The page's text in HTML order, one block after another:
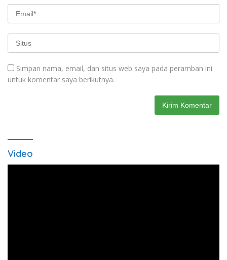
Simpan nama, email, dan situs web saya pada peramban ini
untuk komentar saya berikutnya.
Video